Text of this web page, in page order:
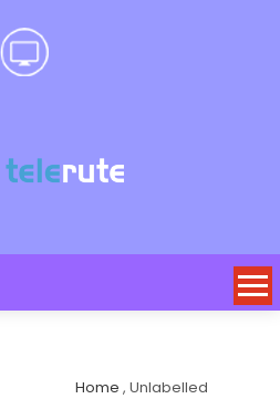
Home , Unlabelled